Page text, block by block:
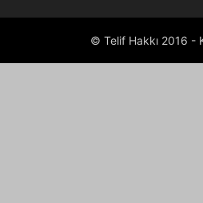
© Telif Hakkı 2016 -